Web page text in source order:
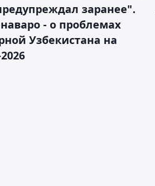
заранее".
- о проблемах
Узбекистана на